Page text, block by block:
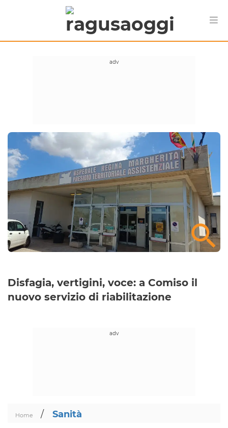
Disfagia, vertigini, voce: a Comiso il
nuovo servizio di riabilitazione
Home / Sanità